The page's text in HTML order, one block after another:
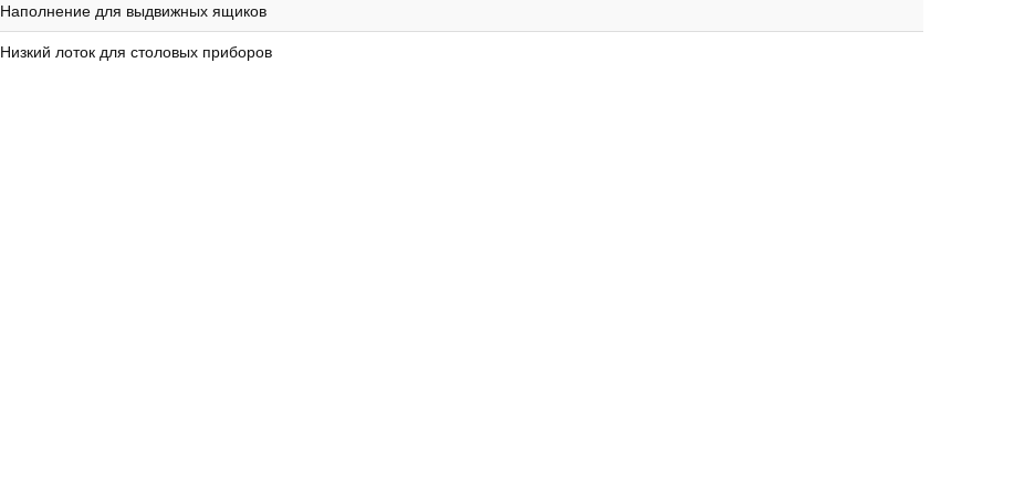
Наполнение для выдвижных ящиков
Низкий лоток для столовых приборов